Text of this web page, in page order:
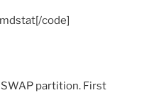
code]
partition. First